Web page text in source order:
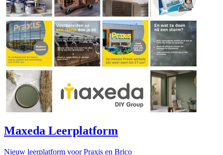
Maxeda Leerplatform
Nieuw leerplatform voor Praxis en Brico